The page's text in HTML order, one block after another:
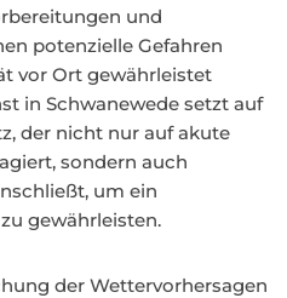
und
potenzielle Gefahren
vor Ort gewährleistet
in Schwanewede setzt auf
der nicht nur auf akute
sondern auch
um ein
gewährleisten.
der Wettervorhersagen